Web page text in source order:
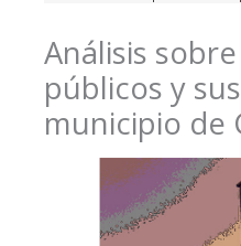
Análisis
públicos y
municipio de